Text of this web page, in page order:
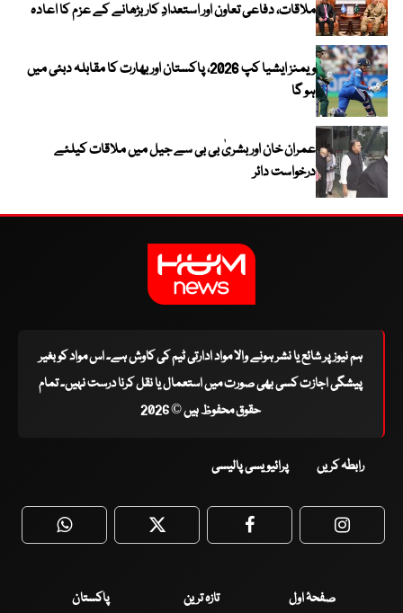
ملاقات، دفاعی تعاون اور استعدادِ کار بڑھانے کے عزم کا اعادہ
ویمنز ایشیا کپ 2026، پاکستان اور بھارت کا مقابلہ دبئی میں
ہو گا
عمران خان اور بشریٰ بی بی سے جیل میں ملاقات کیلئے
درخواست دائر
ہم نیوز پر شائع یا نشر ہونے والا مواد ادارتی ٹیم کی کاوش ہے۔ اس مواد کو بغیر
پیشگی اجازت کسی بھی صورت میں استعمال یا نقل کرنا درست نہیں۔ تمام
حقوق محفوظ ہیں © 2026
رابطہ کریں پرائیویسی پالیسی
WhatsApp Twitter Facebook
صفحۂ اول تازہ ترین
پاکستان